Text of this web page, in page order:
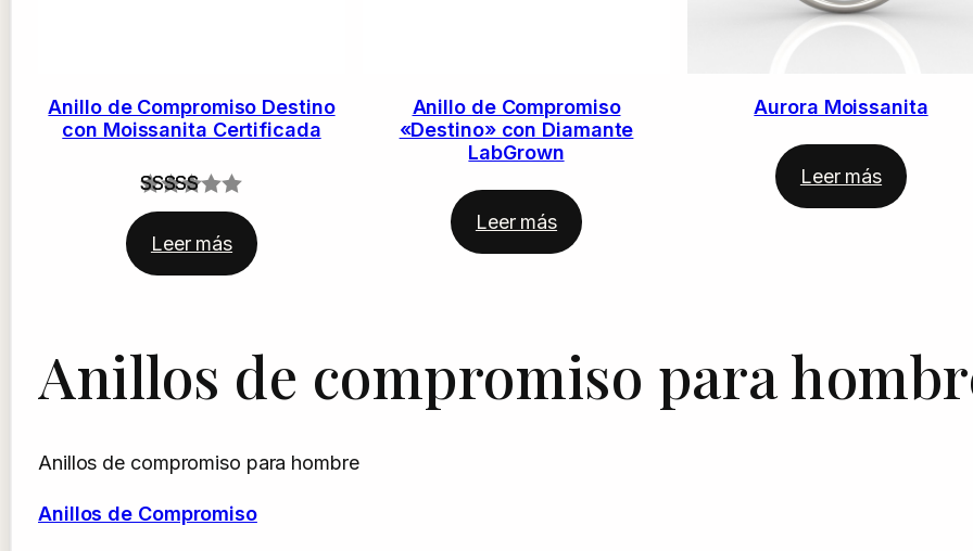
Anillo de Compromiso Destino
con Moissanita Certificada
Valorado
con5.00
de 5 en
1
de un
cliente
Leer más
Anillo de Compromiso
«Destino» con Diamante
LabGrown
Leer más
Aurora Moissanita
Leer más
Anillos de compromiso para
Anillos de compromiso para hombre
Anillos de Compromiso